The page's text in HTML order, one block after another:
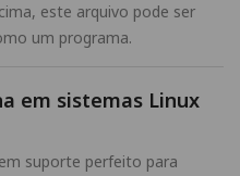
este arquivo pode ser
um programa.
em sistemas Linux
suporte perfeito para